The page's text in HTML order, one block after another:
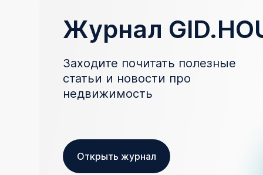
Журнал
Заходите почитать полезные
статьи и новости про
недвижимость
Открыть журнал